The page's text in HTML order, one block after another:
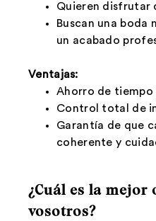
Quieren disfrutar
Buscan una boda
un acabado
Ventajas:
Ahorro de tiempo
Control total de
Garantía de que
coherente y
¿Cuál es la mejor
vosotros?